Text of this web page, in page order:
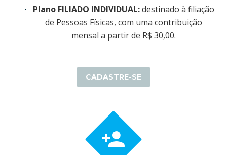
Plano FILIADO INDIVIDUAL:destinado à filiação
de Pessoas Físicas, com uma contribuição
mensal a partir de R$ 30,00.
CADASTRE-SE

